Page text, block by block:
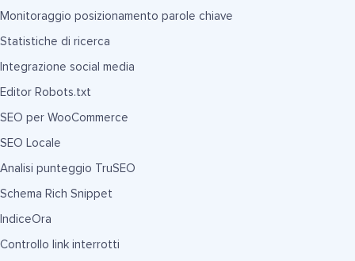
Monitoraggio posizionamento parole chiave
Statistiche di ricerca
Integrazione social media
Editor Robots.txt
SEO per WooCommerce
SEO Locale
Analisi punteggio TruSEO
Schema Rich Snippet
IndiceOra
Controllo link interrotti